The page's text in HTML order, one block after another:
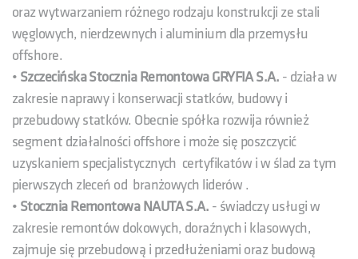
oraz wytwarzaniem różnego rodzaju konstrukcji ze stali
węglowych, nierdzewnych i aluminium dla przemysłu
offshore.
• Szczecińska Stocznia Remontowa GRYFIA S.A. - działa w
zakresie naprawy i konserwacji statków, budowy i
przebudowy statków. Obecnie spółka rozwija również
segment działalności offshore i może się poszczycić
uzyskaniem specjalistycznych certyfikatów i w ślad za tym
pierwszych zleceń od branżowych liderów .
• Stocznia Remontowa NAUTA S.A. - świadczy usługi w
zakresie remontów dokowych, doraźnych i klasowych,
zajmuje się przebudową i przedłużeniami oraz budową